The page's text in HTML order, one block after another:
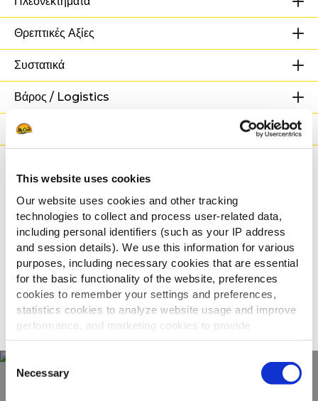
This website uses cookies
Our website uses cookies and other tracking
technologies to collect and process user-related data,
including personal identifiers (such as your IP address
and session details). We use this information for various
purposes, including necessary cookies that are essential
for the basic functionality of the website, preferences
cookies to remember your settings and preferences,
statistics cookies to analyze website usage and improve
performance, and marketing cookies to provide
personalized content and advertising.
By clicking 'Allow all cookies', you consent to the use of
all cookies. If you'd like to customize your preferences,
Consent
Selection
Necessary
Θρεπτικές Αξίες
Συστατικά
Βάρος / Logistics
Οδηγίες μαγειρέματος
Σχετικές συνταγές
Cheese Balls Με Μαρμελάδα Ντομάτας
ΔΕΊΤΕ ΌΛΕΣ ΤΙΣ ΣΥΝΤΑΓΈΣ